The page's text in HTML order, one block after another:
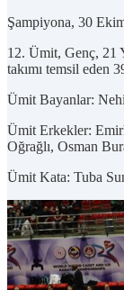
Şampiyona, 30
12. Ümit, Genç, 21
takımı temsil eden
Ümit Bayanlar:
Ümit Erkekler:
Oğrağlı, Osman
Ümit Kata: Tuba